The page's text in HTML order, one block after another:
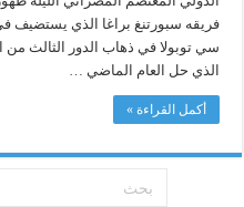
فريقه سبورتنغ براغا الذي
سي توبولا في ذهاب الدور الثالث من
الذي حل العام الماضي …
أكمل القراءة »